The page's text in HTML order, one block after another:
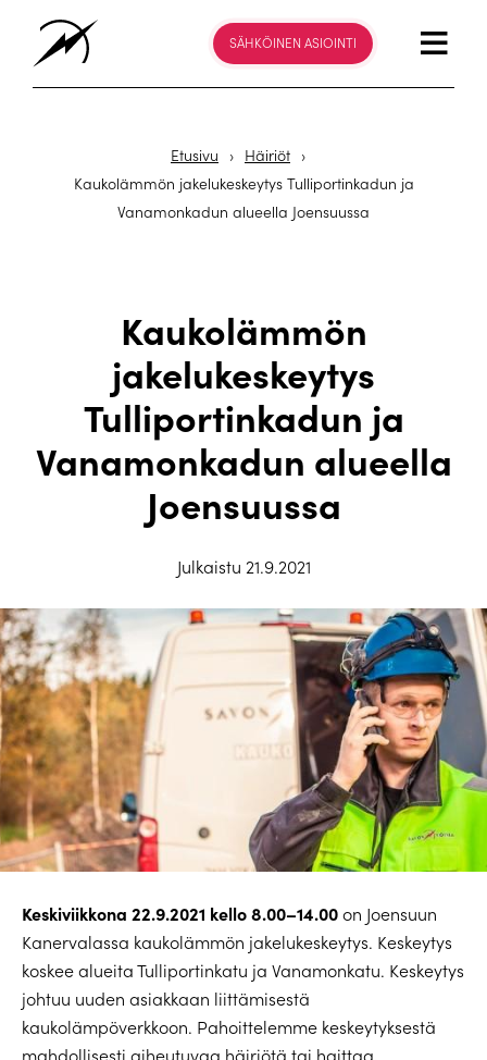
SÄHKÖINEN ASIOINTI
Etusivu › Häiriöt ›
Kaukolämmön jakelukeskeytys Tulliportinkadun ja
Vanamonkadun alueella Joensuussa
Kaukolämmön
jakelukeskeytys
Tulliportinkadun ja
Vanamonkadun alueella
Joensuussa
Julkaistu 21.9.2021
Keskiviikkona 22.9.2021 kello 8.00–14.00on Joensuun
Kanervalassa kaukolämmön jakelukeskeytys. Keskeytys
koskee alueita Tulliportinkatu ja Vanamonkatu. Keskeytys
johtuu uuden asiakkaan liittämisestä
kaukolämpöverkkoon. Pahoittelemme keskeytyksestä